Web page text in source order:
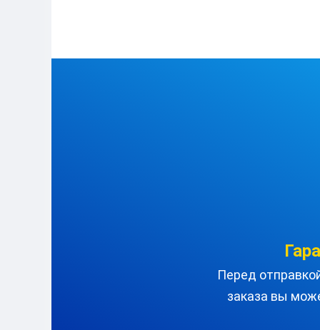
Перед
заказа вы